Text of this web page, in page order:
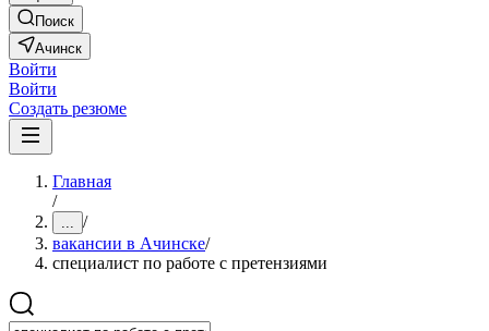
Поиск
Ачинск
Войти
Войти
Создать резюме
Главная
/
... /
вакансии в Ачинске/
специалист по работе с претензиями